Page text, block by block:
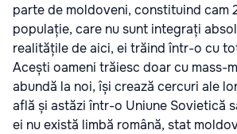
parte de moldoveni, constituind cam
populație, care nu sunt integrați
realitățile de aici, ei trăind într-o cu
Acești oameni trăiesc doar cu mass-
abundă la noi, își crează cercuri ale
află și astăzi într-o Uniune Sovietică
ei nu există limbă română, stat